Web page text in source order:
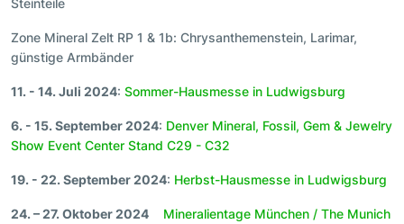
Steinteile
Zone Mineral Zelt RP 1 & 1b: Chrysanthemenstein, Larimar,
günstige Armbänder
11. - 14. Juli 2024: Sommer-Hausmesse in Ludwigsburg
6. - 15. September 2024: Denver Mineral, Fossil, Gem & Jewelry
Show Event Center Stand C29 - C32
19. - 22. September 2024: Herbst-Hausmesse in Ludwigsburg
24. – 27. Oktober 2024
Mineralientage München / The Munich